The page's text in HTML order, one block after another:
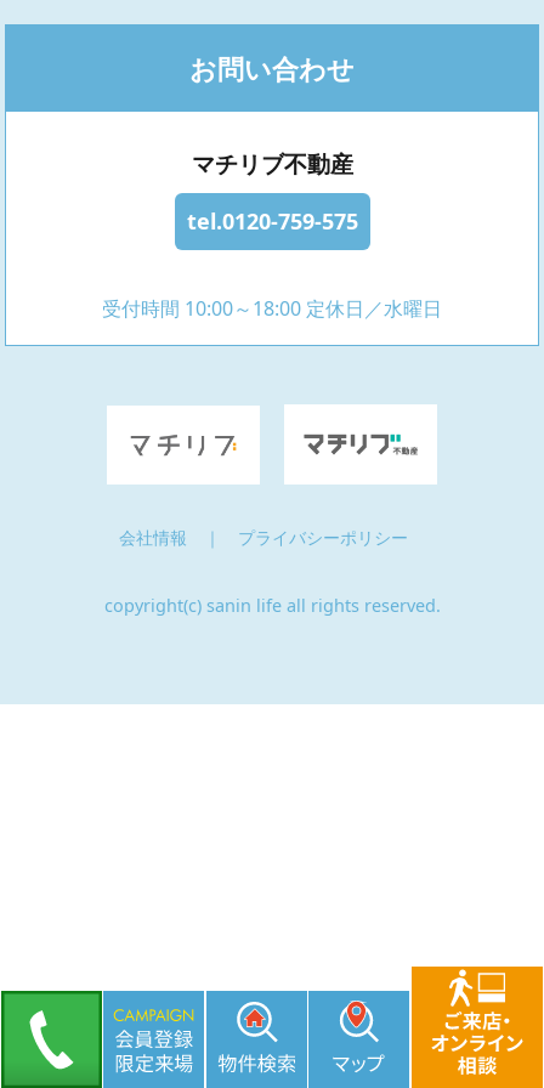
お問い合わせ
マチリブ不動産
tel.0120-759-575
受付時間 10:00～18:00 定休日／水曜日
会社情報 ｜ プライバシーポリシー
copyright(c) sanin life all rights reserved.